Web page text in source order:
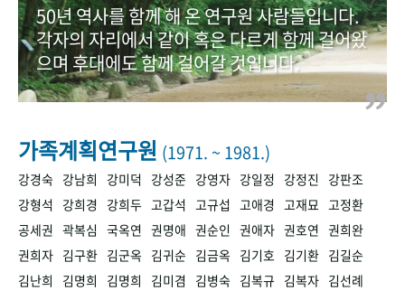
사진 아카이브 문서 기록물 행정박물 영상 기록물
50+1주년 기념
+1
VR 역사관
50년 역사를 함께 해 온 연구원 사람들입니다.
각자의 자리에서 같이 혹은 다르게 함께 걸어왔
으며 후대에도 함께 걸어갈 것입니다.
가족계획연구원 (1971. ~ 1981.)
강경숙 강남희 강미덕 강성준 강영자 강일정 강정진
강판조
강형석
강희경 강희두 고갑석 고규섭 고애경 고재묘 고정환
공세권 곽복심 국옥연 권명애 권순인 권애자 권호연 권희완
권희자 김구환 김군옥 김귀순 김금옥 김기호 김기환 김길순
김난희
김명희 김명희 김미겸 김병숙 김복규 김복자 김선례